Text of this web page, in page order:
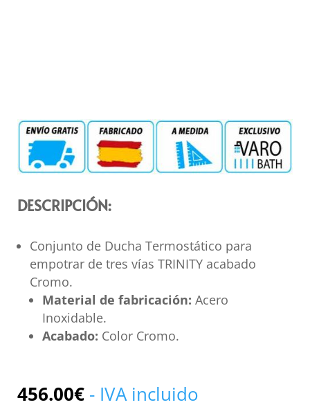
DESCRIPCIÓN:
Conjunto de Ducha Termostático para
empotrar de tres vías TRINITY acabado
Cromo.
Material de fabricación: Acero
Inoxidable.
Acabado: Color Cromo.
456.00€ - IVA incluido